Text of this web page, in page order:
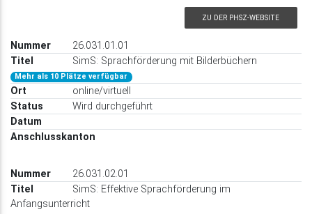
ZU DER PHSZ-WEBSITE
26.031.01.01
SimS: Sprachförderung mit Bilderbüchern
Mehr als 10 Plätze verfügbar
online/virtuell
Wird durchgeführt
26.031.02.01
SimS: Effektive Sprachförderung im
Anfangsunterricht